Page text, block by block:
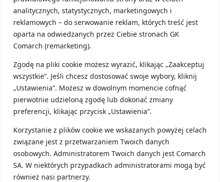
analitycznych, statystycznych, marketingowych i
reklamowych – do serwowanie reklam, których treść jest
oparta na odwiedzanych przez Ciebie stronach GK
Comarch (remarketing).
Zgodę na pliki cookie możesz wyrazić, klikając „Zaakceptuj
wszystkie”. Jeśli chcesz dostosować swoje wybory, kliknij
„Ustawienia”. Możesz w dowolnym momencie cofnąć
pierwotnie udzieloną zgodę lub dokonać zmiany
preferencji, klikając przycisk „Ustawienia”.
Korzystanie z plików cookie we wskazanych powyżej celach
związane jest z przetwarzaniem Twoich danych
osobowych. Administratorem Twoich danych jest Comarch
SA. W niektórych przypadkach administratorami mogą być
również nasi partnerzy.
przychody, czy możesz r...
PIERWSZA FIRMA
Spółka z o.o. – jak optymalnie wypłacić